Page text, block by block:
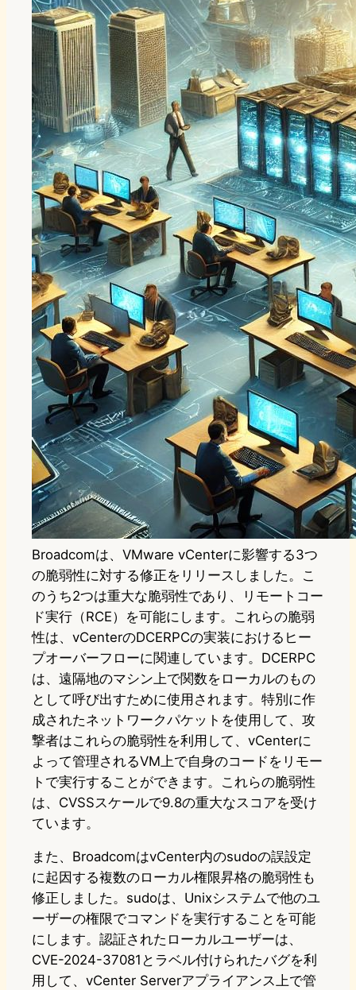
Broadcomは、VMware vCenterに影響する3つ
の脆弱性に対する修正をリリースしました。こ
のうち2つは重大な脆弱性であり、リモートコー
ド実行（RCE）を可能にします。これらの脆弱
性は、vCenterのDCERPCの実装におけるヒー
プオーバーフローに関連しています。DCERPC
は、遠隔地のマシン上で関数をローカルのもの
として呼び出すために使用されます。特別に作
成されたネットワークパケットを使用して、攻
撃者はこれらの脆弱性を利用して、vCenterに
よって管理されるVM上で自身のコードをリモー
トで実行することができます。これらの脆弱性
は、CVSSスケールで9.8の重大なスコアを受け
ています。
また、BroadcomはvCenter内のsudoの誤設定
に起因する複数のローカル権限昇格の脆弱性も
修正しました。sudoは、Unixシステムで他のユ
ーザーの権限でコマンドを実行することを可能
にします。認証されたローカルユーザーは、
CVE-2024-37081とラベル付けられたバグを利
用して、vCenter Serverアプライアンス上で管